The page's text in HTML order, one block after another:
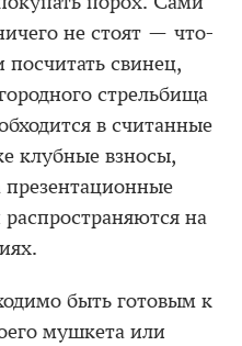
не стоят — что-
посчитать свинец,
стрельбища
в считанные
клубные взносы,
презентационные
на
быть готовым к
мушкета или